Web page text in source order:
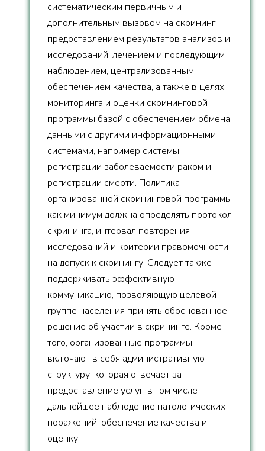
систематическим первичным и
дополнительным вызовом на скрининг,
предоставлением результатов анализов и
исследований, лечением и последующим
наблюдением, централизованным
обеспечением качества, а также в целях
мониторинга и оценки скрининговой
программы базой с обеспечением обмена
данными с другими информационными
системами, например системы
регистрации заболеваемости раком и
регистрации смерти. Политика
организованной скрининговой программы
как минимум должна определять протокол
скрининга, интервал повторения
исследований и критерии правомочности
на допуск к скринингу. Следует также
поддерживать эффективную
коммуникацию, позволяющую целевой
группе населения принять обоснованное
решение об участии в скрининге. Кроме
того, организованные программы
включают в себя административную
структуру, которая отвечает за
предоставление услуг, в том числе
дальнейшее наблюдение патологических
поражений, обеспечение качества и
оценку.